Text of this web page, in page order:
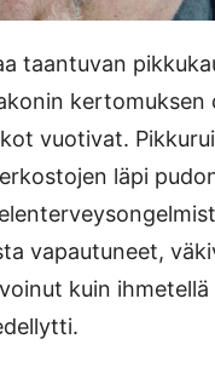
taantuvan
kertomuksen
vuotivat.
läpi
vapautuneet,
kuin ihmetellä